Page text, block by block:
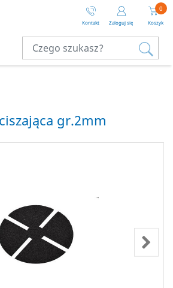
Kontakt Zaloguj się Koszyk
0
gr.2mm